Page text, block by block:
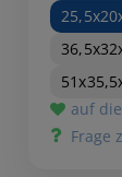
auf
Frage